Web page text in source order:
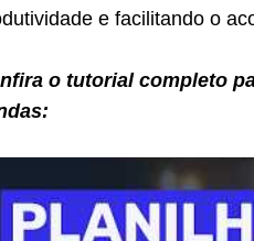
e facilitando o
o tutorial completo